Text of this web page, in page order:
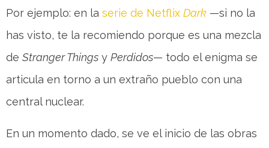
Por ejemplo: en la serie de Netflix Dark —si no la
has visto, te la recomiendo porque es una mezcla
de Stranger Things y Perdidos— todo el enigma se
articula en torno a un extraño pueblo con una
central nuclear.
En un momento dado, se ve el inicio de las obras